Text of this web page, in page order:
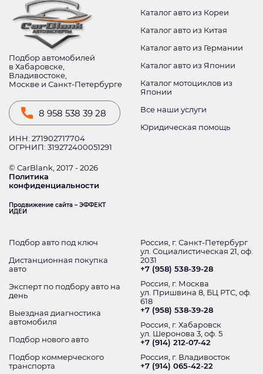
Подбор автомобилей
в Хабаровске,
Владивостоке,
Москве и Санкт-Петербурге
8 958 538 39 28
ИНН: 271902717704
ОГРНИП: 319272400051291
© CarBlank, 2017 - 2026
Политика
конфиденциальности
Продвижение сайта – ЭФФЕКТ
ИДЕИ
Каталог авто из Кореи
Каталог авто из Китая
Каталог авто из Германии
Каталог авто из Японии
Каталог мотоциклов из
Японии
Все наши услуги
Юридическая помощь
Подбор авто под ключ
Дистанционная покупка
авто
Эксперт по подбору авто на
день
Выездная диагностика
автомобиля
Подбор нового авто
Подбор коммерческого
транспорта
Россия, г. Санкт-Петербург
ул. Социалистическая 21, оф.
2031
+7 (958) 538-39-28
Россия, г. Москва
ул. Пришвина 8, БЦ РТС, оф.
618
+7 (958) 538-39-28
Россия, г. Хабаровск
ул. Шеронова 3, оф. 5
+7 (914) 212-07-42
Россия, г. Владивосток
+7 (914) 065-42-22